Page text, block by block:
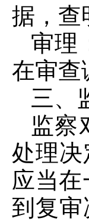
据，查
审理
在审查
三、
监察
处理
应当
到复